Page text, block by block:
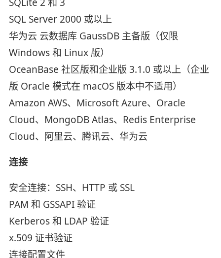
SQL Server 2000 或以上
华为云 云数据库 GaussDB 主备版（仅限
Windows 和 Linux 版）
OceanBase 社区版和企业版 3.1.0 或以上（企业
版 Oracle 模式在 macOS 版本中不适用）
Amazon AWS、Microsoft Azure、Oracle
Cloud、MongoDB Atlas、Redis Enterprise
Cloud、阿里云、腾讯云、华为云
连接
安全连接：SSH、HTTP 或 SSL
PAM 和 GSSAPI 验证
Kerberos 和 LDAP 验证
x.509 证书验证
连接配置文件